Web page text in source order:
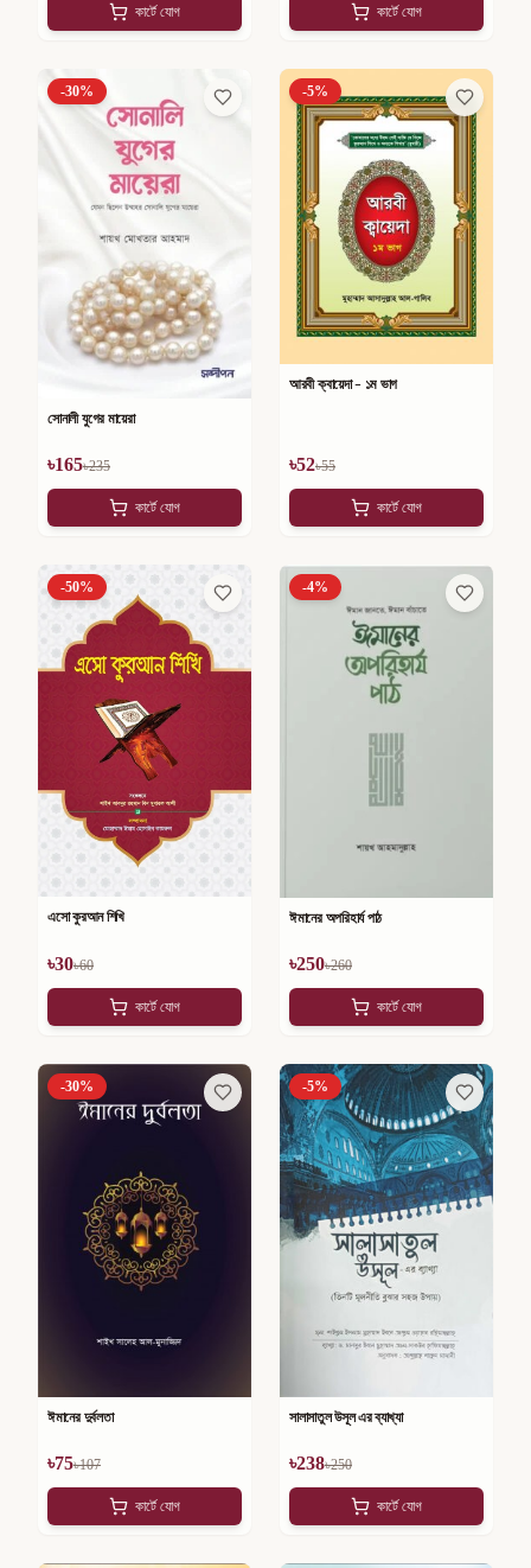
কার্টে যোগ কার্টে যোগ
-30%
সোনালী যুগের মায়েরা
৳165৳235
কার্টে যোগ
-5%
আরবী ক্বায়েদা - ১ম ভাগ
৳52৳55
কার্টে যোগ
-50%
এসো কুরআন শিখি
৳30৳60
কার্টে যোগ
-4%
ঈমানের অপরিহার্য পাঠ
৳250৳260
কার্টে যোগ
-30%
ঈমানের দুর্বলতা
৳75৳107
কার্টে যোগ
-5%
সালাসাতুল উসূল এর ব্যাখ্যা
৳238৳250
কার্টে যোগ